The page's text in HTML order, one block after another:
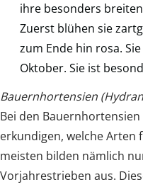
ihre besonders
Zuerst blühen sie
zum Ende hin rosa.
Oktober. Sie ist
Bauernhortensien
Bei den
erkundigen, welche Arten
meisten bilden nämlich
Vorjahrestrieben aus.